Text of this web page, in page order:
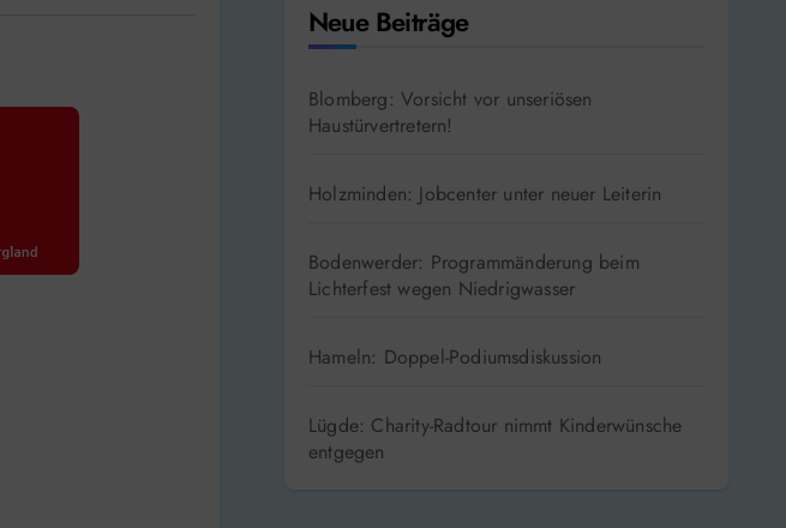
Neue Beiträge
Blomberg: Vorsicht vor unseriösen
Haustürvertretern!
Holzminden: Jobcenter unter neuer Leiterin
Bodenwerder: Programmänderung beim
Lichterfest wegen Niedrigwasser
Hameln: Doppel-Podiumsdiskussion
Lügde: Charity-Radtour nimmt Kinderwünsche
entgegen